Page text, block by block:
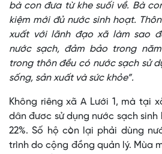
bà con đưa từ khe suối về. Bà
kiệm mới đủ nước sinh hoạt.
xuất với lãnh đạo xã làm sao
nước sạch, đảm bảo trong
trong thôn đều có nước sạch sử
sống, sản xuất và sức khỏe”.
Không riêng xã A Lưới 1, mà tại
dân đươc sử dụng nước sạch
22%. Số hộ còn lại phải dùng
trình do cộng đồng quản lý. Mùa